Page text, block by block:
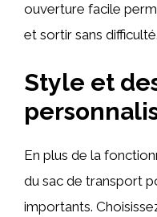
ouverture facile
et sortir sans difficulté.
Style et
En plus de la
du sac de transport
importants.